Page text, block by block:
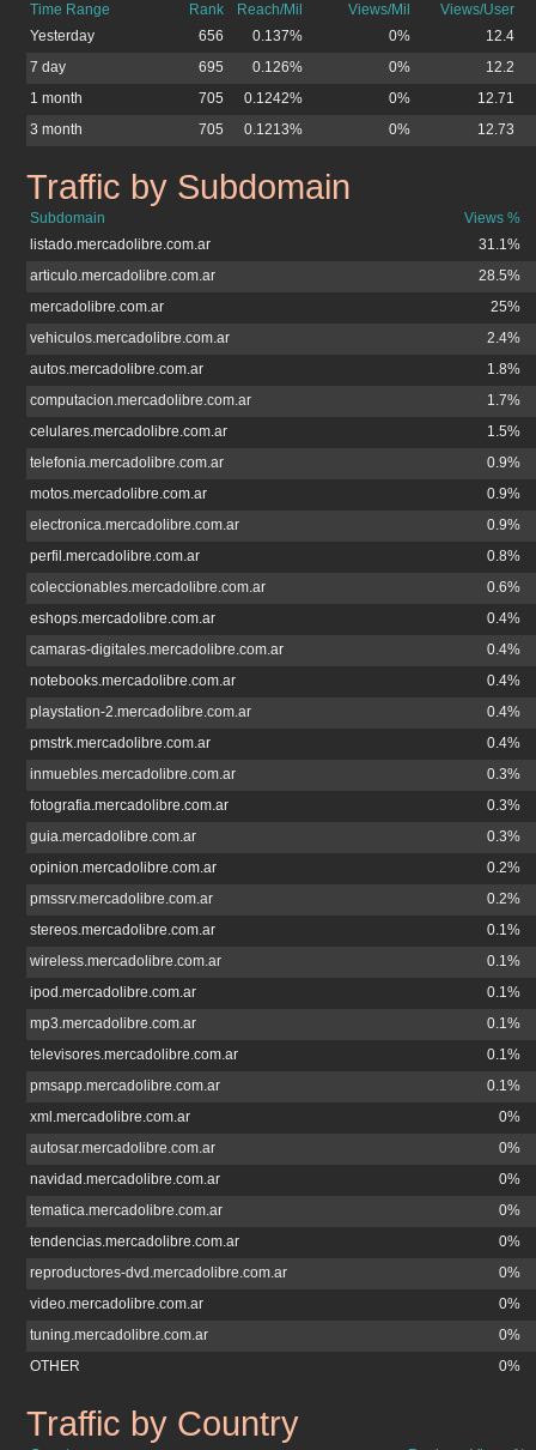
Time Range Rank Reach/Mil Views/Mil
Views/User
Yesterday
656 0.137% 0%
12.4
7 day
695 0.126% 0%
12.2
1 month
705 0.1242% 0%
12.71
3 month
705 0.1213% 0% 12.73
mercadolibre.com.ar
Traffic by Subdomain
Subdomain
Views %
listado.mercadolibre.com.ar
31.1%
articulo.mercadolibre.com.ar
28.5%
mercadolibre.com.ar
25%
vehiculos.mercadolibre.com.ar
2.4%
autos.mercadolibre.com.ar
1.8%
computacion.mercadolibre.com.ar
1.7%
celulares.mercadolibre.com.ar
1.5%
telefonia.mercadolibre.com.ar
0.9%
motos.mercadolibre.com.ar
0.9%
electronica.mercadolibre.com.ar
0.9%
perfil.mercadolibre.com.ar
0.8%
coleccionables.mercadolibre.com.ar
0.6%
eshops.mercadolibre.com.ar
0.4%
camaras-digitales.mercadolibre.com.ar
0.4%
notebooks.mercadolibre.com.ar
0.4%
playstation-2.mercadolibre.com.ar
0.4%
pmstrk.mercadolibre.com.ar
0.4%
inmuebles.mercadolibre.com.ar
0.3%
fotografia.mercadolibre.com.ar
0.3%
guia.mercadolibre.com.ar
0.3%
opinion.mercadolibre.com.ar
0.2%
pmssrv.mercadolibre.com.ar
0.2%
stereos.mercadolibre.com.ar
0.1%
wireless.mercadolibre.com.ar
0.1%
ipod.mercadolibre.com.ar
0.1%
mp3.mercadolibre.com.ar
0.1%
televisores.mercadolibre.com.ar
0.1%
pmsapp.mercadolibre.com.ar
0.1%
xml.mercadolibre.com.ar
0%
autosar.mercadolibre.com.ar
0%
navidad.mercadolibre.com.ar
0%
tematica.mercadolibre.com.ar
0%
tendencias.mercadolibre.com.ar
0%
reproductores-dvd.mercadolibre.com.ar
0%
video.mercadolibre.com.ar
0%
tuning.mercadolibre.com.ar
0%
OTHER
0%
mercadolibre.com.ar
Traffic by Country